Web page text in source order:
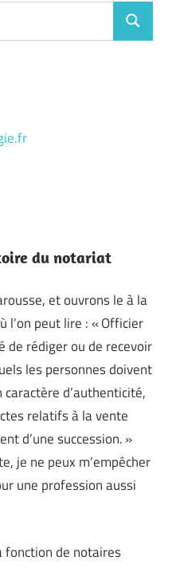
Search
du notariat
et ouvrons le à la
l’on peut lire : « Officier
de rédiger ou de recevoir
les personnes doivent
d’authenticité,
relatifs à la vente
d’une succession. »
je ne peux m’empêcher
une profession aussi
fonction de notaires